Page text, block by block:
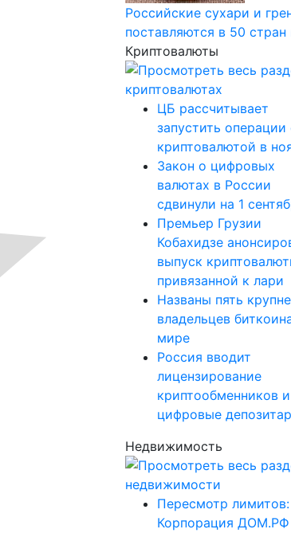
Российские сухари и
поставляются в 50
Криптовалюты
ЦБ рассчитывает
запустить операции
криптовалютой в
Закон о цифровых
валютах в России
сдвинули на 1
Премьер Грузии
Кобахидзе
выпуск
привязанной к лари
Названы пять
владельцев
мире
Россия вводит
лицензирование
криптообменников и
цифровые
Недвижимость
Пересмотр лимитов:
Корпорация ДОМ.РФ